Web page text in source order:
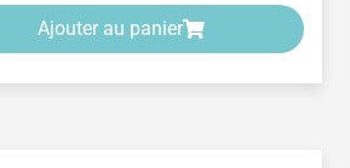
Ajouter au panier